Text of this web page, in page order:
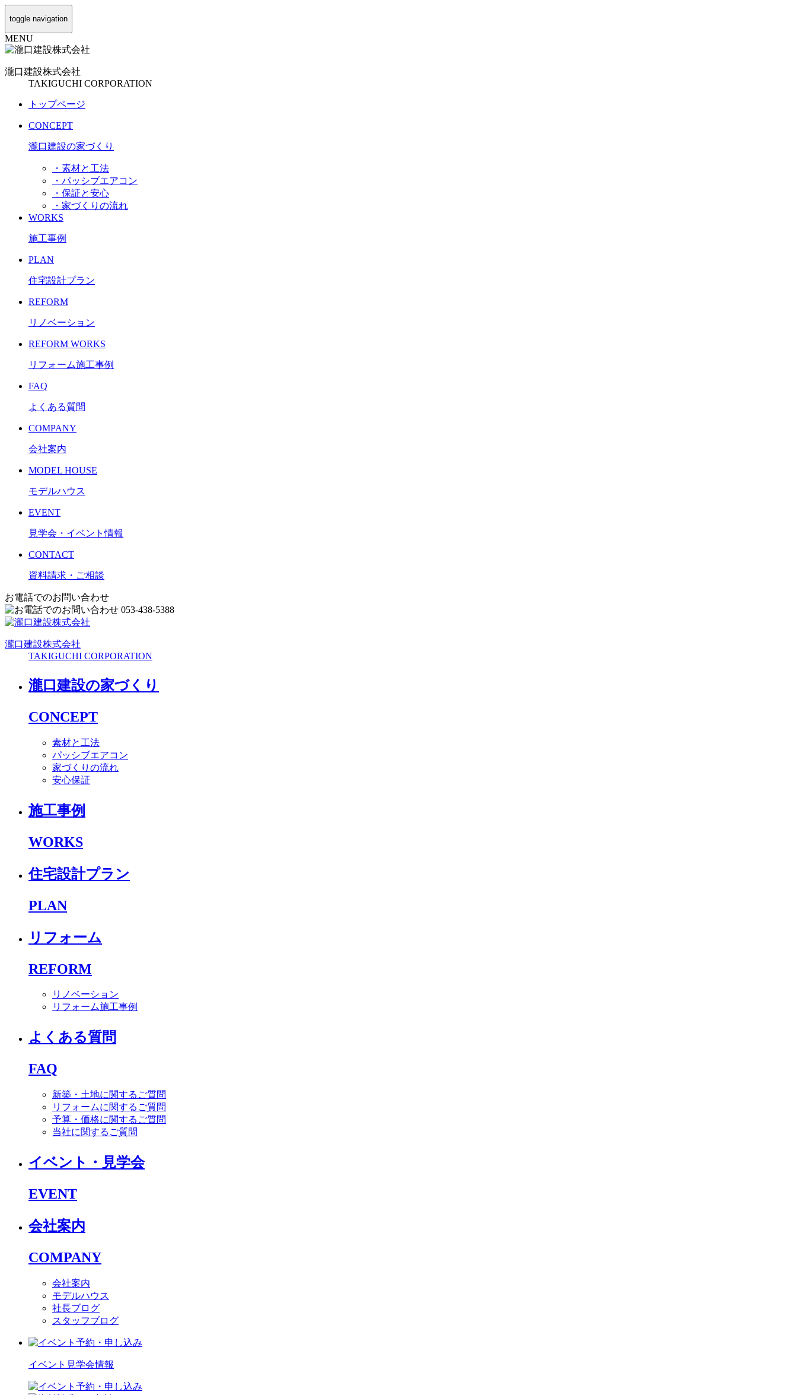
toggle navigation
MENU
瀧口建設株式会社
TAKIGUCHI CORPORATION
トップページ
CONCEPT
瀧口建設の家づくり
・素材と工法
・パッシブエアコン
・保証と安心
・家づくりの流れ
WORKS
施工事例
PLAN
住宅設計プラン
REFORM
リノベーション
REFORM WORKS
リフォーム施工事例
FAQ
よくある質問
COMPANY
会社案内
MODEL HOUSE
モデルハウス
EVENT
見学会・イベント情報
CONTACT
資料請求・ご相談
お電話でのお問い合わせ
053-438-5388
瀧口建設株式会社
TAKIGUCHI CORPORATION
瀧口建設の家づくり
CONCEPT
素材と工法
パッシブエアコン
家づくりの流れ
安心保証
施工事例
WORKS
住宅設計プラン
PLAN
リフォーム
REFORM
リノベーション
リフォーム施工事例
よくある質問
FAQ
新築・土地に関するご質問
リフォームに関するご質問
予算・価格に関するご質問
当社に関するご質問
イベント・見学会
EVENT
会社案内
COMPANY
会社案内
モデルハウス
社長ブログ
スタッフブログ
イベント見学会情報